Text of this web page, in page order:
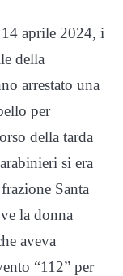
aprile 2024, i
della
arrestato una
per
della tarda
si era
Santa
la donna
aveva
“112” per